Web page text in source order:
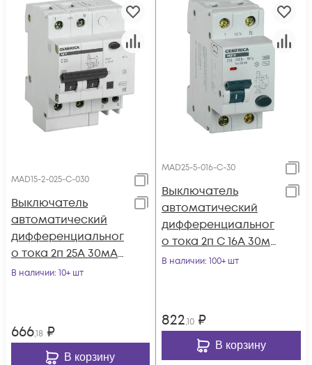
MAD15-2-025-C-030
Выключатель
автоматический
дифференциальног
о тока 2п 25А 30мА
АД12 GENERICA
В наличии: 10+ шт
666,18 ₽
В корзину
MAD25-5-016-C-30
Выключатель
автоматический
дифференциальног
о тока 2п C 16А 30мА
тип AC 4.5кА АВДТ 32
В наличии: 100+ шт
822,10 ₽
В корзину